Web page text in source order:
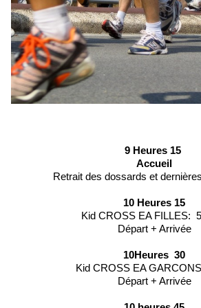
9 Heures 15
Accueil
Retrait des dossards et
10 Heures 15
Kid CROSS EA FILLES:
Départ + Arrivée
10Heures 30
Kid CROSS EA
Départ + Arrivée